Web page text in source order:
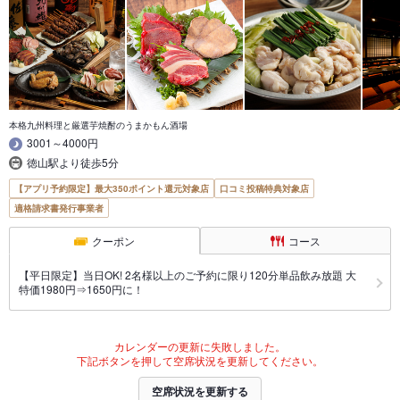
本格九州料理と厳選芋焼酎のうまかもん酒場
3001～4000円
徳山駅より徒歩5分
【アプリ予約限定】最大350ポイント還元対象店
口コミ投稿特典対象店
適格請求書発行事業者
クーポン コース
【平日限定】当日OK! 2名様以上のご予約に限り120分単品飲み放題 大
特価1980円⇒1650円に！
カレンダーの更新に失敗しました。
下記ボタンを押して空席状況を更新してください。
空席状況を更新する